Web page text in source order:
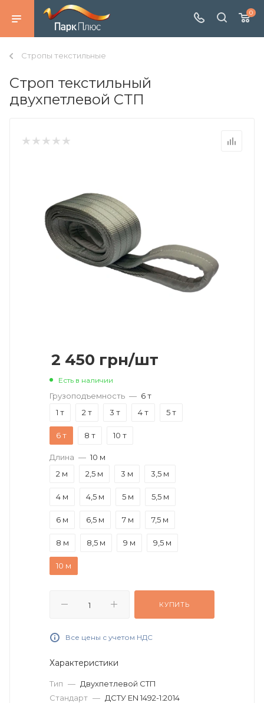
0
Стропы текстильные
Строп текстильный
двухпетлевой СТП
2 450 грн/шт
Есть в наличии
Грузоподъемность — 6 т
1 т
2 т 3 т 4 т 5 т
6 т 8 т 10 т
Длина — 10 м
2 м
2,5 м 3 м 3,5 м
4 м 4,5 м 5 м 5,5 м
6 м 6,5 м 7 м 7,5 м
8 м 8,5 м 9 м 9,5 м
10 м
КУПИТЬ
Все цены с учетом НДС
Характеристики
Тип — Двухпетлевой СТП
Стандарт — ДСТУ EN 1492-1:2014